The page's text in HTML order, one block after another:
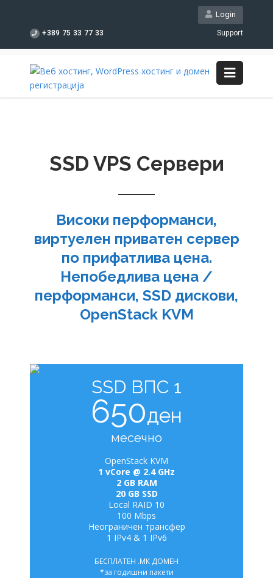
Login
+389 75 33 77 33 Support
SSD VPS Сервери
Високи перформанси,
виртуелен приватен сервер
по прифатлива цена.
Непобедлива цена /
перформанси, SSD дискови,
OpenStack KVM
SSD ВПС 1
650ден
месечно
OpenStack KVM
1 vCore @ 2.4 GHz
2 GB RAM
20 GB SSD
Local RAID 10
100 Mbps
Неограничен трансфер
1 IPv4 & 1 IPv6
БЕСПЛАТЕН .МК ДОМЕН
*за годишни пакети